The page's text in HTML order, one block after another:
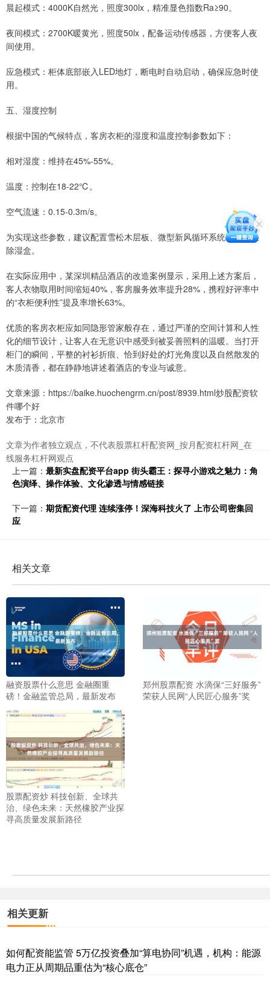
晨起模式：4000K自然光，照度300lx，精准显色指数Ra≥90。
夜间模式：2700K暖黄光，照度50lx，配备运动传感器，方便客人夜
间使用。
应急模式：柜体底部嵌入LED地灯，断电时自动启动，确保应急时使
用。
五、湿度控制
根据中国的气候特点，客房衣柜的湿度和温度控制参数如下：
相对湿度：维持在45%-55%。
温度：控制在18-22℃。
空气流速：0.15-0.3m/s。
为实现这些参数，建议配置雪松木层板、微型新风循环系统和硅藻土
除湿盒。
在实际应用中，某深圳精品酒店的改造案例显示，采用上述方案后，
客人衣物取用时间缩短40%，客房服务效率提升28%，携程好评率中
的“衣柜便利性”提及率增长63%。
优质的客房衣柜应如同隐形管家般存在，通过严谨的空间计算和人性
化的细节设计，让客人在无意识中感受到被妥善照料的温暖。当打开
柜门的瞬间，平整的衬衫折痕、恰到好处的灯光角度以及自然散发的
木质清香，都在静静地讲述着酒店的专业与诚意。
文章来源：https://baike.huochengrm.cn/post/8939.html炒股配资软
件哪个好
发布于：北京市
文章为作者独立观点，不代表股票杠杆配资网_按月配资杠杆网_在
线服务杠杆网观点
上一篇： 最新实盘配资平台app 街头霸王：探寻小游戏之魅力：角
色演绎、操作体验、文化渗透与情感链接
下一篇： 期货配资代理 连续涨停！深海科技火了 上市公司密集回
应
相关文章
融资股票什么意思 金融圈重
磅！金融监管总局，最新发布
郑州股票配资 水滴保“三好服务”
荣获人民网“人民匠心服务”奖
股票配资炒 科技创新、全球共
治、绿色未来：天然橡胶产业探
寻高质量发展新路径
相关更新
如何配资能监管 5万亿投资叠加“算电协同”机遇，机构：能源
电力正从周期品重估为“核心底仓”